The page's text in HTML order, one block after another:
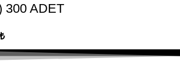
300 ADET
₺